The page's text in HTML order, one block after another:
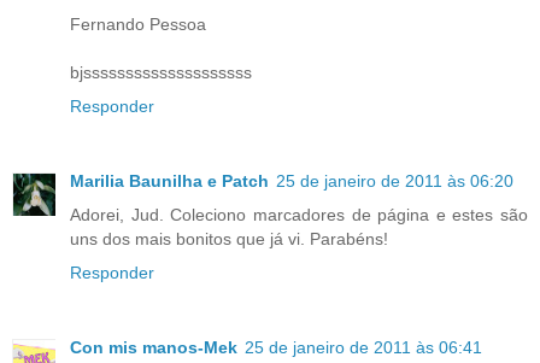
Fernando Pessoa
bjssssssssssssssssssss
Responder
Marilia Baunilha e Patch 25 de janeiro de 2011 às 06:20
Adorei, Jud. Coleciono marcadores de página e estes são
uns dos mais bonitos que já vi. Parabéns!
Responder
Con mis manos-Mek 25 de janeiro de 2011 às 06:41